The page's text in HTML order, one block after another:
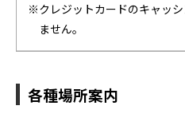
※クレジットカードのキャッ
ません。
各種場所案内